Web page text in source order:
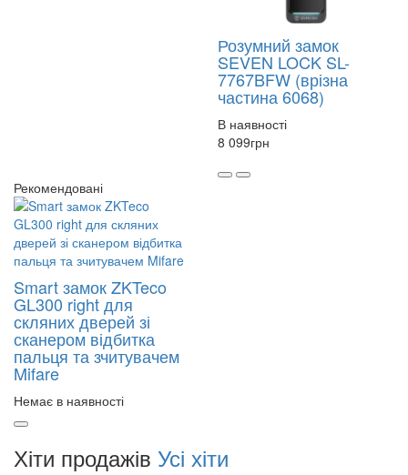
Розумний замок
SEVEN LOCK SL-
7767BFW (врізна
частина 6068)
В наявності
8 099грн
Рекомендовані
Smart замок ZKTeco
GL300 right для
скляних дверей зі
сканером відбитка
пальця та зчитувачем
Mifare
Немає в наявності
Хіти продажів Усі хіти